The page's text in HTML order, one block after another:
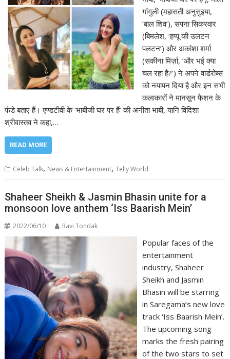
गांगुली (महासती अनुसुइया,
‘बाल शिव’), सपना सिकरवार
(बिमलेश, ‘हप्पू की उलटन
पलटन’) और अकांशा शर्मा
(सकीना मिर्ज़ा, ‘और भई क्या
चल रहा है?’) ने अपने वार्डरोब्स
को नयापन दिया है और इन सभी
कलाकारों ने मानसून फैशन के
फंडे बताए हैं। एण्डटीवी के ‘भाबीजी घर पर हैं’ की अनीता भाबी, यानि विदिशा
श्रीवास्तव ने कहा,…
READ MORE
Celeb Talk, News & Entertainment,Telly World
Shaheer Sheikh & Jasmin Bhasin unite for a
monsoon love anthem ‘Iss Baarish Mein’
2022/06/10 Ravi Tondak
Popular faces of the
entertainment
industry, Shaheer
Sheikh and Jasmin
Bhasin will be starring
in Saregama’s new love
track ‘Iss Baarish Mein’.
The upcoming song
marks the fresh pairing
of the two stars to set